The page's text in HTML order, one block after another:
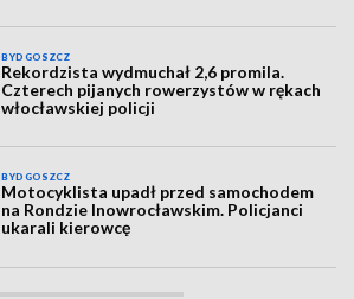
BYDGOSZCZ
Rekordzista wydmuchał 2,6 promila.
Czterech pijanych rowerzystów w rękach
włocławskiej policji
BYDGOSZCZ
Motocyklista upadł przed samochodem
na Rondzie Inowrocławskim. Policjanci
ukarali kierowcę